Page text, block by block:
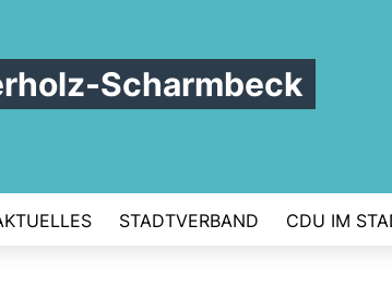
Scharmbeck
STADTVERBAND CDU IM